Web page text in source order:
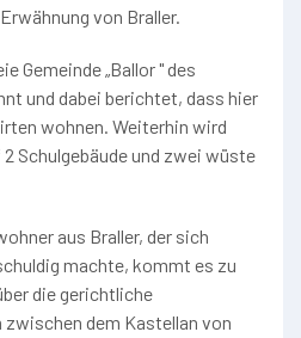
von Braller.
Gemeinde „Ballor " des
und dabei berichtet, dass hier
wohnen. Weiterhin wird
Schulgebäude und zwei wüste
aus Braller, der sich
machte, kommt es zu
die gerichtliche
dem Kastellan von